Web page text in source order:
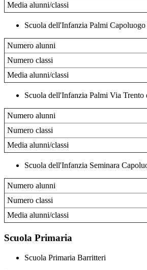
Media alunni/classi
Scuola dell'Infanzia Palmi
Numero alunni
Numero classi
Media alunni/classi
Scuola dell'Infanzia Palmi Via Trento
Numero alunni
Numero classi
Media alunni/classi
Scuola dell'Infanzia Seminara
Numero alunni
Numero classi
Media alunni/classi
Scuola Primaria
Scuola Primaria Barritteri